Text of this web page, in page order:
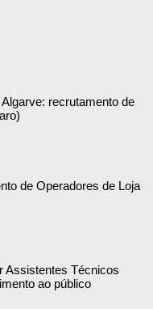
recrutamento de
de Operadores de Loja
Assistentes Técnicos
ao público